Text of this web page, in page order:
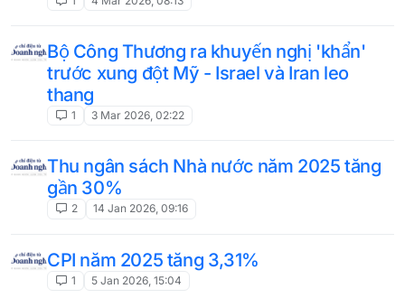
Bộ Công Thương ra khuyến nghị 'khẩn'
trước xung đột Mỹ - Israel và Iran leo
thang
1 3 Mar 2026, 02:22
Thu ngân sách Nhà nước năm 2025 tăng
gần 30%
2 14 Jan 2026, 09:16
CPI năm 2025 tăng 3,31%
1 5 Jan 2026, 15:04